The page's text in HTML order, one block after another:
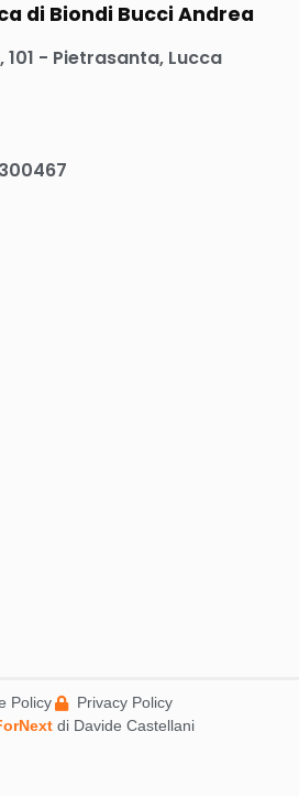
di Biondi Bucci Andrea
101 - Pietrasanta, Lucca
Policy
Privacy Policy
di Davide Castellani